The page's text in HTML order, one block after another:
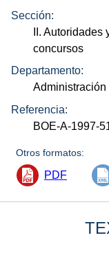
Sección:
II. Autoridades
concursos
Departamento:
Administración
Referencia:
BOE-A-1997-
Otros formatos:
PDF